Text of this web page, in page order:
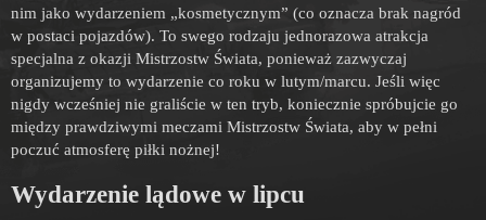
nim jako wydarzeniem „kosmetycznym” (co oznacza brak nagród
w postaci pojazdów). To swego rodzaju jednorazowa atrakcja
specjalna z okazji Mistrzostw Świata, ponieważ zazwyczaj
organizujemy to wydarzenie co roku w lutym/marcu. Jeśli więc
nigdy wcześniej nie graliście w ten tryb, koniecznie spróbujcie go
między prawdziwymi meczami Mistrzostw Świata, aby w pełni
poczuć atmosferę piłki nożnej!
Wydarzenie lądowe w lipcu